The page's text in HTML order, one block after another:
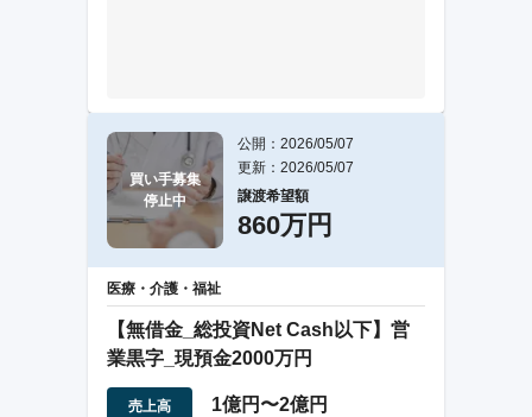
買い手募集
停止中
公開：2026/05/07
更新：2026/05/07
譲渡希望額
860万円
医療・介護・福祉
【無借金_総投資Net Cash以下】営
業黒字_現預金2000万円
売上高 1億円〜2億円